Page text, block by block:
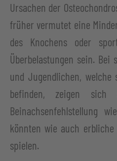
Ursachen der
früher vermutet eine
des Knochens oder
Überbelastungen sein.
und Jugendlichen,
befinden, zeigen sich
Beinachsenfehlstellung
könnten wie auch erbliche
spielen.